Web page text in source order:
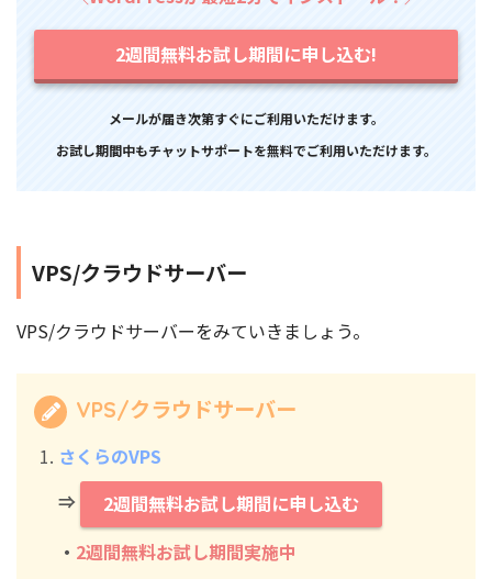
2週間無料お試し期間に申し込む!
メールが届き次第すぐにご利用いただけます。
お試し期間中もチャットサポートを無料でご利用いただけます。
VPS/クラウドサーバー
VPS/クラウドサーバーをみていきましょう。
VPS/クラウドサーバー
さくらのVPS
⇒
2週間無料お試し期間に申し込む
・ 2週間無料お試し期間実施中